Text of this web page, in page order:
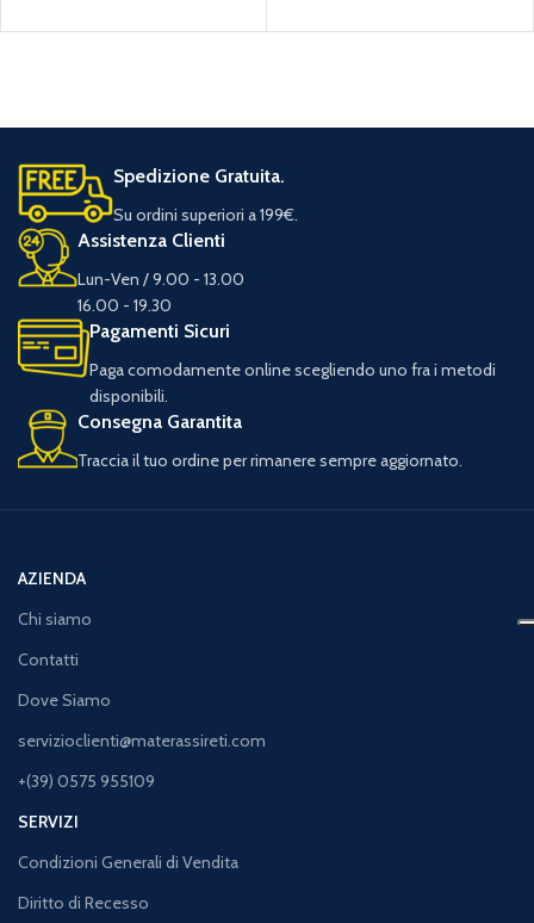
Spedizione Gratuita.
Su ordini superiori a 199€.
Assistenza Clienti
Lun-Ven / 9.00 - 13.00
16.00 - 19.30
Pagamenti Sicuri
Paga comodamente online scegliendo uno fra i metodi
disponibili.
Consegna Garantita
Traccia il tuo ordine per rimanere sempre aggiornato.
AZIENDA
Chi siamo
Contatti
Dove Siamo
servizioclienti@materassireti.com
+(39) 0575 955109
SERVIZI
Condizioni Generali di Vendita
Diritto di Recesso